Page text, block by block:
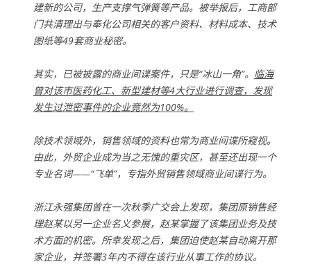
建新的公司，生产支撑气弹簧等产品。被举报后，工商部
门共清理出与奉化公司相关的客户资料、材料成本、技术
图纸等49套商业秘密。
其实，已被披露的商业间谍案件，只是“冰山一角”。 临海
曾对该市医药化工、新型建材等4大行业进行调查，发现
发生过泄密事件的企业竟然为100%。
除技术领域外，销售领域的资料也常为商业间谍所窥视。
由此，外贸企业成为当之无愧的重灾区，甚至还出现一个
专业名词——“飞单”，专指外贸销售领域商业间谍行为。
浙江永强集团曾在一次秋季广交会上发现，集团原销售经
理赵某以另一企业名义参展，赵某掌握了该集团业务及技
术方面的机密。所幸发现之后，集团迫使赵某自动离开那
家企业，并签署3年内不得在该行业从事工作的协议。